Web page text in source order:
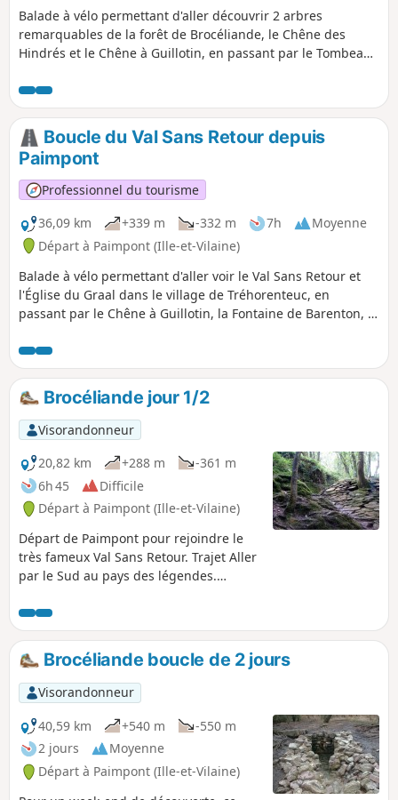
Balade à vélo permettant d'aller découvrir 2 arbres
remarquables de la forêt de Brocéliande, le Chêne des
Hindrés et le Chêne à Guillotin, en passant par le Tombeau
Boucle du Val Sans Retour depuis
Paimpont
Professionnel du tourisme
36,09 km
+339 m -332 m 7h
Moyenne
Départ à Paimpont (Ille-et-Vilaine)
Balade à vélo permettant d'aller voir le Val Sans Retour et
l'Église du Graal dans le village de Tréhorenteuc, en
passant par le Chêne à Guillotin, la Fontaine de Barenton, la
Jardin au Moine.
Brocéliande jour 1/2
Visorandonneur
20,82 km
+288 m
-361 m
6h 45
Difficile
Départ à Paimpont (Ille-et-Vilaine)
Départ de Paimpont pour rejoindre le
très fameux Val Sans Retour. Trajet Aller
par le Sud au pays des légendes.
Brocéliande.
Brocéliande boucle de 2 jours
Visorandonneur
40,59 km
+540 m
-550 m
2 jours
Moyenne
Départ à Paimpont (Ille-et-Vilaine)